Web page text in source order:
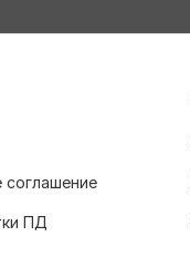
соглашение
ПД